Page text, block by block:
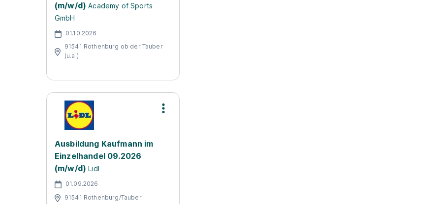
(m/w/d) Academy of Sports
GmbH
01.10.2026
91541 Rothenburg ob der Tauber
(u.a.)
Ausbildung Kaufmann im
Einzelhandel 09.2026
(m/w/d) Lidl
01.09.2026
91541 Rothenburg/Tauber